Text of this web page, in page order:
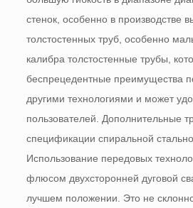
стенок, особенно в производстве
толстостенных труб, особенно
калибра толстостенные трубы,
беспрецедентные преимущества
другими технологиями и может
пользователей. Дополнительные
спецификации спиральной
Использование передовых
флюсом двухсторонней дуговой
лучшем положении. Это не